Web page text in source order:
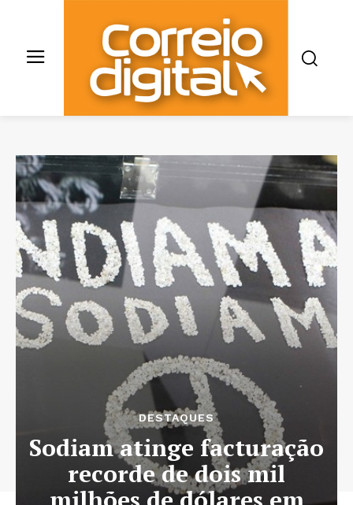
DESTAQUES
Sodiam atinge facturação
recorde de dois mil